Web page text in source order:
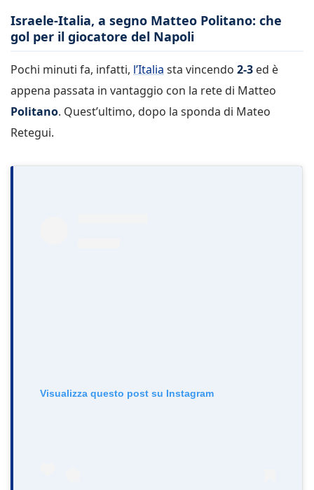
Israele-Italia, a segno Matteo Politano: che
gol per il giocatore del Napoli
Pochi minuti fa, infatti, l’Italia sta vincendo 2-3 ed è
appena passata in vantaggio con la rete di Matteo
Politano. Quest’ultimo, dopo la sponda di Mateo
Retegui.
Visualizza questo post su Instagram